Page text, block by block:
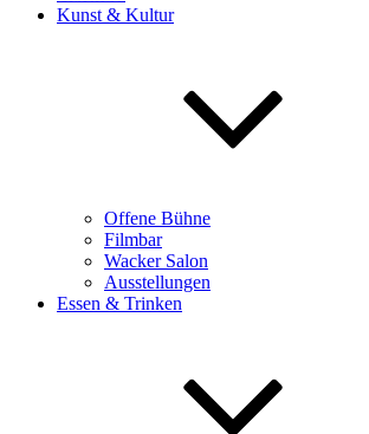
Kunst & Kultur
Offene Bühne
Filmbar
Wacker Salon
Ausstellungen
Essen & Trinken